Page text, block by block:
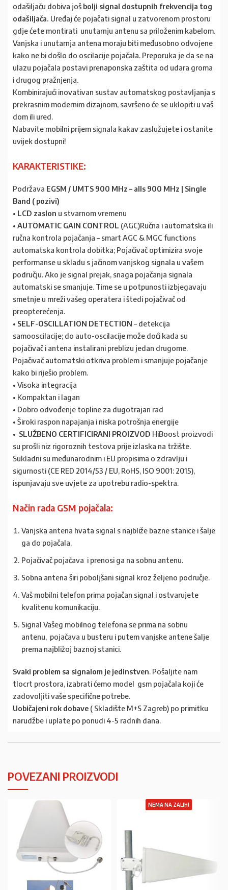
odašiljaču dobiva još bolji signal dostupnih frekvencija tog
odašiljača. Uređaj će pojačati signal u zatvorenom prostoru
gdje ćete montirati unutarnju antenu sa priloženim kabelom.
Vanjska i unutarnja antena moraju biti međusobno odvojene
kako ne bi došlo do oscilacije pojačala. Preporuka je da se na
ulazu pojačala postavi prenaponska zaštita od udara groma
i drugog pražnjenja.
Kombinirajući inovativan sustav automatskog postavljanja s
prekrasnim modernim dizajnom, savršeno će se uklopiti u vaš
dom ili ured.
Nabavite mobilni prijem signala kakav zaslužujete i ostanite
uvijek dostupni!
KARAKTERISTIKE:
Podržava EGSM / UMTS 900 MHz – alls 900 MHz | Single
Band ( pozivi)
• LCD zaslon u stvarnom vremenu
• AUTOMATIC GAIN CONTROL (AGC)Ručna i automatska ili
ručna kontrola pojačanja – smart AGC & MGC functions
automatska kontrola dobitka; Pojačivač optimizira svoje
performanse u skladu s jačinom vanjskog signala u vašem
području. Ako je signal prejak, snaga pojačanja signala
automatski se smanjuje. Time se u potpunosti izbjegavaju
smetnje u mreži vašeg operatera i štedi pojačivač od
preopterećenja.
• SELF-OSCILLATION DETECTION – detekcija
samooscilacije; do auto-oscilacije može doći kada su
pojačivač i antena instalirani preblizu jedan drugome.
Pojačivač automatski otkriva problem i smanjuje pojačanje
kako bi riješio problem.
• Visoka integracija
• Kompaktan i lagan
• Dobro odvođenje topline za dugotrajan rad
• Široki raspon napajanja i niska potrošnja energije
• SLUŽBENO CERTIFICIRANI PROIZVOD HiBoost proizvodi
su prošli niz rigoroznih testova prije izlaska na tržište.
Sukladni su međunarodnim i EU propisima o zdravlju i
sigurnosti (CE RED 2014/53 / EU, RoHS, ISO 9001: 2015),
ispunjavaju sve uvjete za upotrebu radio-spektra.
Način rada GSM pojačala:
Vanjska antena hvata signal s najbliže bazne stanice i šalje
ga do pojačala.
Pojačivač pojačava i prenosi ga na sobnu antenu.
Sobna antena širi poboljšani signal kroz željeno područje.
Vaš mobilni telefon prima pojačan signal i ostvarujete
kvalitenu komunikaciju.
Signal Vašeg mobilnog telefona se prima na sobnu
antenu, pojačava u busteru i putem vanjske antene šalje
prema najbližoj baznoj stanici.
Svaki problem sa signalom je jedinstven. Pošaljite nam
tlocrt prostora, izabrati ćemo model gsm pojačala koji će
zadovoljiti vaše specifične potrebe.
Uobičajeni rok dobave ( Skladište M+S Zagreb) po primitku
narudžbe i uplate po ponudi 4-5 radnih dana.
POVEZANI PROIZVODI
NEMA NA ZALIHI